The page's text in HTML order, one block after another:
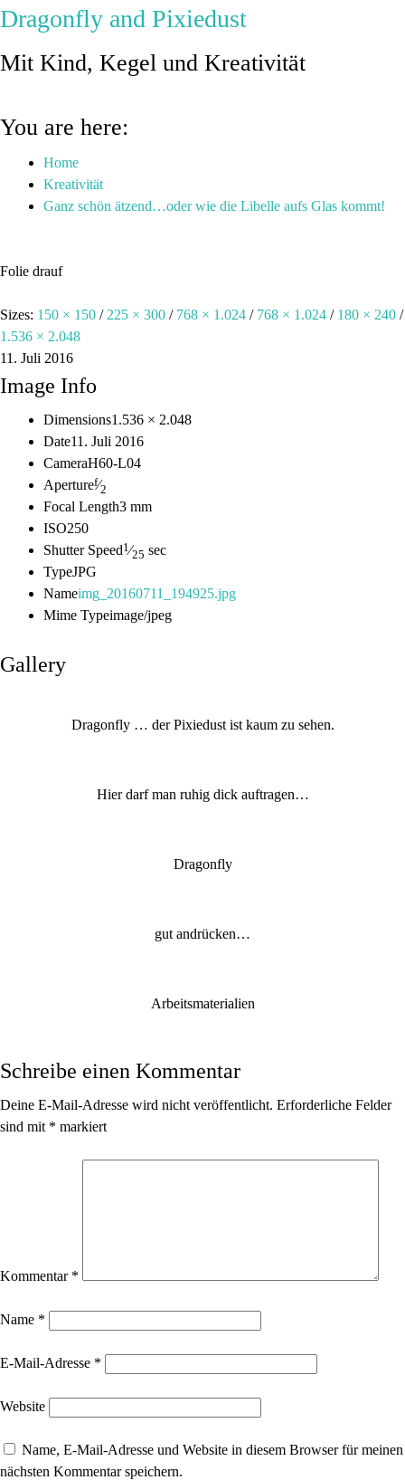
Dragonfly and Pixiedust
Mit Kind, Kegel und Kreativität
You are here:
Home
Kreativität
Ganz schön ätzend…oder wie die Libelle aufs Glas kommt!
Folie drauf
Sizes: 150 × 150 / 225 × 300 / 768 × 1.024 / 768 × 1.024 / 180 × 240 /
1.536 × 2.048
11. Juli 2016
Image Info
Dimensions1.536 × 2.048
Date11. Juli 2016
CameraH60-L04
Aperturef⁄2
Focal Length3 mm
ISO250
Shutter Speed1⁄25 sec
TypeJPG
Nameimg_20160711_194925.jpg
Mime Typeimage/jpeg
Gallery
Dragonfly … der Pixiedust ist kaum zu sehen.
Hier darf man ruhig dick auftragen…
Dragonfly
gut andrücken…
Arbeitsmaterialien
Schreibe einen Kommentar
Deine E-Mail-Adresse wird nicht veröffentlicht. Erforderliche Felder
sind mit * markiert
Kommentar *
Name *
E-Mail-Adresse *
Website
Name, E-Mail-Adresse und Website in diesem Browser für meinen
nächsten Kommentar speichern.